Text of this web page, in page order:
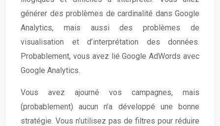
générer des problèmes de cardinalité dans Google
Analytics, mais aussi des problèmes de
visualisation et d’interprétation des données.
Probablement, vous avez lié Google AdWords avec
Google Analytics.
Vous avez ajourné vos campagnes, mais
(probablement) aucun n’a développé une bonne
stratégie. Vous n’utilisez pas de filtres pour réduire